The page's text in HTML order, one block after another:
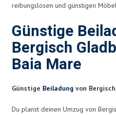
reibungslosen und günstigen
Günstige
Bergisch
Baia Mare
Günstige Beiladung von
Du planst deinen Umzug von